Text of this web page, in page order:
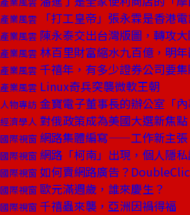
產業風雲 「打工皇帝」張永霖是香港
產業風雲 陳永泰交出台灣版圖，轉攻
產業風雲 林百里財富縮水九百億，明年
產業風雲 千禧年，有多少證券公司要
產業風雲 Linux奇兵突襲微軟王朝
人物專訪 金寶電子董事長的辦公室「內
經濟學人 對俄政策成為美國大選新焦點
國際視窗 網路集體編寫——工作新主張
國際視窗 網路「柯南」出現，個人隱
國際視窗 如何賣網路廣告？
國際視窗 歐元滿週歲，誰來慶生？
國際視窗 千禧蟲來襲，亞洲因禍得福